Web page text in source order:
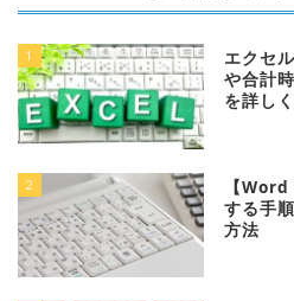
1
エクセ
や合計
を詳し
2
【
する手
方法